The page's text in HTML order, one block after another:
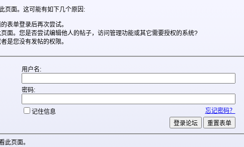
页面。这可能有如下几个原因:
表单登录后再次尝试。
面。您是否尝试编辑他人的帖子，访问管理功能或其它需要授权的系统?
是您没有发帖的权限。
用户名:
密码:
忘记密码？
记住信息
此页面。